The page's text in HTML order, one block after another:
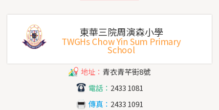
東華三院周演森小學
TWGHs Chow Yin Sum Primary
School
地址： 青衣青芊街8號
電話： 2433 1081
傳真： 2433 1091